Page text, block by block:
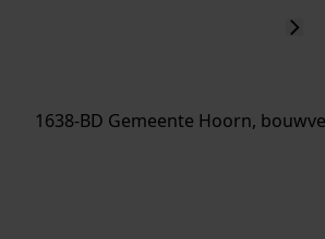
1638-BD Gemeente Hoorn,